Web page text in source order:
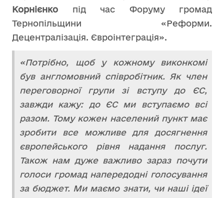
Корнієнко під час Форуму громад
Тернопільщини «Реформи.
Децентралізація. Євроінтеграція».
«Потрібно, щоб у кожному виконкомі
був англомовний співробітник. Як член
переговорної групи зі вступу до ЄС,
завжди кажу: до ЄС ми вступаємо всі
разом. Тому кожен населений пункт має
зробити все можливе для досягнення
європейського рівня надання послуг.
Також нам дуже важливо зараз почути
голоси громад напередодні голосування
за бюджет. Ми маємо знати, чи наші ідеї